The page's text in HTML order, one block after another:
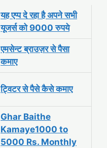
यह एप्प दे रहा है अपने सभी
यूजर्स को 9000 रुपये
एमसेन्ट ब्राउज़र से पैसा
कमाए
ट्विटर से पैसे कैसे कमाए
Ghar Baithe
Kamaye1000 to
5000 Rs. Monthly